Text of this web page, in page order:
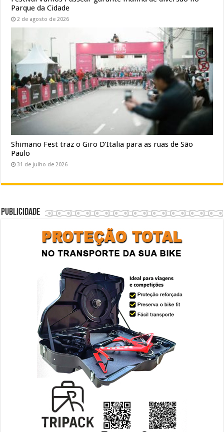
Parque da Cidade
2 de agosto de 2026
Shimano Fest traz o Giro D’Italia para as ruas de São
Paulo
31 de julho de 2026
Publicidade